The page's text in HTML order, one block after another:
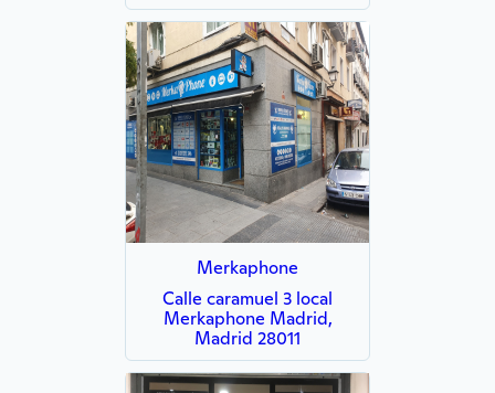
Merkaphone
Calle caramuel 3 local
Merkaphone Madrid,
Madrid 28011